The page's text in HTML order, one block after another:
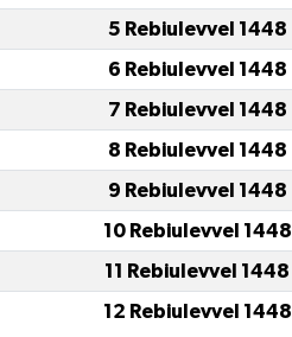
5 Rebiulevvel 1448
6 Rebiulevvel 1448
7 Rebiulevvel 1448
8 Rebiulevvel 1448
9 Rebiulevvel 1448
10 Rebiulevvel 1448
11 Rebiulevvel 1448
12 Rebiulevvel 1448